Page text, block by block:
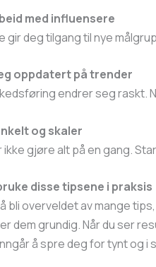
med influensere
gir deg tilgang til nye
oppdatert på trender
endrer seg raskt.
og skaler
ikke gjøre alt på en gang.
disse tipsene i praksis
bli overveldet av mange
dem grundig. Når du ser
å spre deg for tynt og